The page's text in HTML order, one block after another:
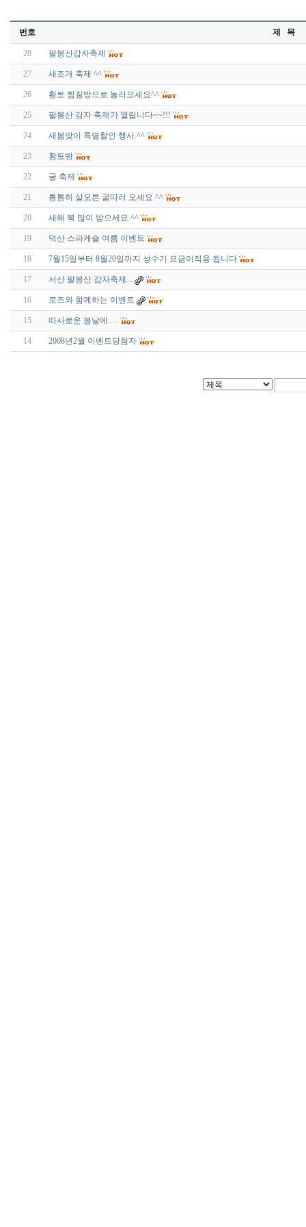
번호 제 목
28 팔봉산감자축제
27 새조개 축제 ^^
26 황토 찜질방으로 놀러오세요^^
25 팔봉산 감자 축제가 열립니다~~!!!
24 새봄맞이 특별할인 행사.^^
23 황토방
22 굴 축제
21 통통히 살오른 굴따러 오세요 ^^
20 새해 복 많이 받으세요 ^^
19 덕산 스파케슬 여름 이벤트
18 7월15일부터 8월20일까지 성수기 요금이적용 됩니다
17 서산 팔봉산 감자축제...
16 로즈와 함께하는 이벤트
15 따사로운 봄날에.....
14 2008년2월 이벤트당첨자